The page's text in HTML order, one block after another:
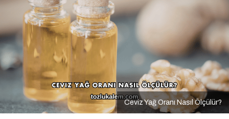
Ceviz Yağ Oranı Nasıl Ölçülür?